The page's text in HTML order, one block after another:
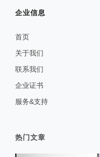
企业信息
首页
关于我们
联系我们
企业证书
服务&支持
热门文章